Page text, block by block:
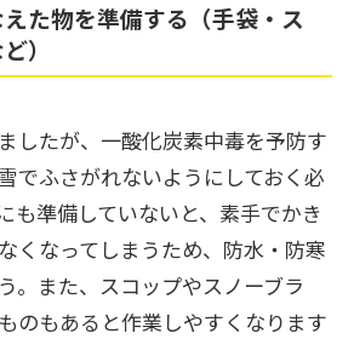
た物を準備する（手袋・ス
）
したが、一酸化炭素中毒を予防す
でふさがれないようにしておく必
も準備していないと、素手でかき
くなってしまうため、防水・防寒
。また、スコップやスノーブラ
のもあると作業しやすくなります